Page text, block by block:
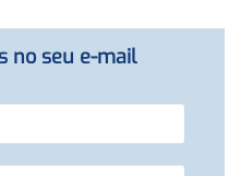
no seu e-mail